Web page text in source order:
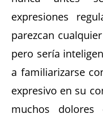
expresiones
parezcan
pero sería
a familiarizarse
expresivo en su
muchos dolores